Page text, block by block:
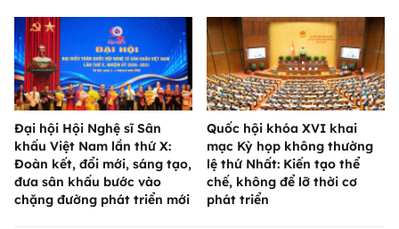
Đại hội Hội Nghệ sĩ Sân
khấu Việt Nam lần thứ X:
Đoàn kết, đổi mới, sáng tạo,
đưa sân khấu bước vào
chặng đường phát triển mới
Quốc hội khóa XVI khai
mạc Kỳ họp không thường
lệ thứ Nhất: Kiến tạo thể
chế, không để lỡ thời cơ
phát triển